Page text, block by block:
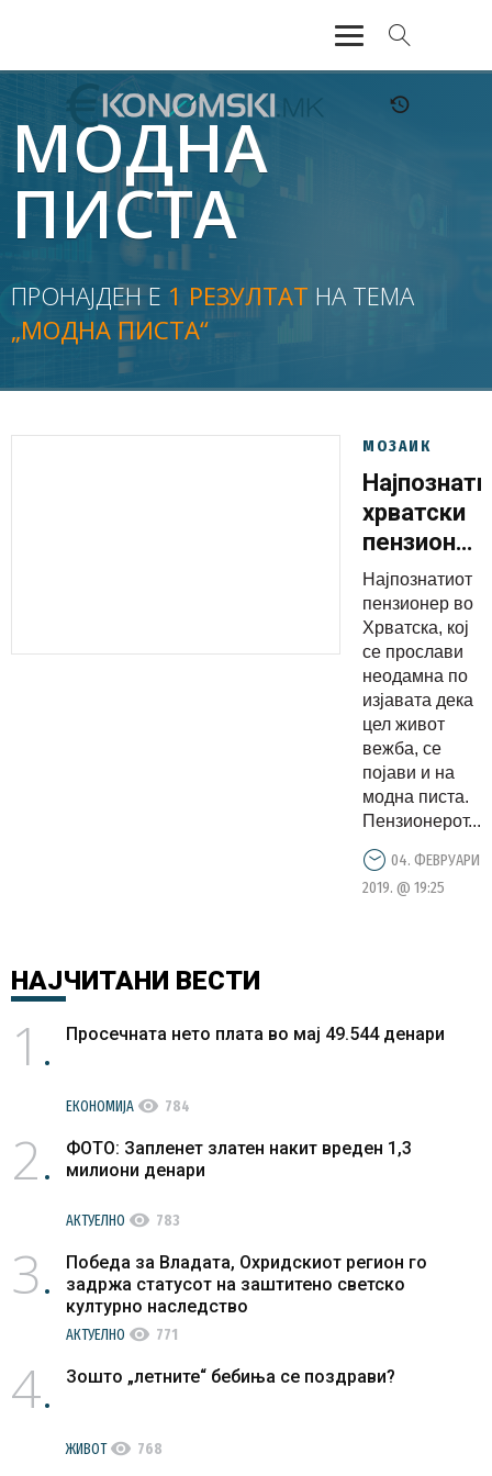
АКТУЕЛНО
ЕКОНОМИЈА
ФИНАНСИИ
БАНКАРСТВО
ЖИВОТ
МОЗАИК
МОДНА
ПИСТА
ПРОНАЈДЕН Е 1 РЕЗУЛТАТ НА ТЕМА
„МОДНА ПИСТА“
МОЗАИК
хрватски
пензионер
повторно
на модна
писта
Најпознатиот
пензионер во
Хрватска, кој
се прослави
неодамна по
изјавата дека
цел живот
вежба, се
појави и на
модна писта.
Пензионерот...
04. ФЕВРУАРИ
2019. @ 19:25
НАЈЧИТАНИ ВЕСТИ
1 Просечната нето плата во мај 49.544 денари
ЕКОНОМИЈА visibility 784
2
ФОТО: Запленет златен накит вреден 1,3
милиони денари
АКТУЕЛНО visibility 783
3
Победа за Владата, Охридскиот регион го
задржа статусот на заштитено светско
културно наследство
АКТУЕЛНО visibility 771
4 Зошто „летните“ бебиња се поздрави?
ЖИВОТvisibility 768